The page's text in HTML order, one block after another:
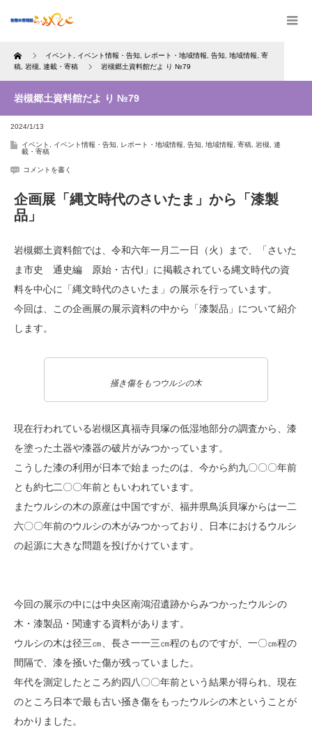
Home イベント イベント情報・告知 レポート・地域情報 告知 地域情報
寄
稿 岩槻 連載・寄稿 岩槻郷土資料館だよ り №79
岩槻郷土資料館だよ り №79
2024/1/13
イベント イベント情報・告知 レポート・地域情報 告知 地域情報 寄稿 岩槻
連
載・寄稿
コメントを書く
企画展「縄文時代のさいたま」から「漆製
品」
岩槻郷土資料館では、令和六年一月二一日（火）まで、「さいた
ま市史 通史編 原始・古代Ⅰ」に掲載されている縄文時代の資
料を中心に「縄文時代のさいたま」の展示を行っています。
今回は、この企画展の展示資料の中から「漆製品」について紹介
します。
掻き傷をもつウルシの木
現在行われている岩槻区真福寺貝塚の低湿地部分の調査から、漆
を塗った土器や漆器の破片がみつかっています。
こうした漆の利用が日本で始まったのは、今から約九〇〇〇年前
とも約七二〇〇年前ともいわれています。
またウルシの木の原産は中国ですが、福井県鳥浜貝塚からは一二
六〇〇年前のウルシの木がみつかっており、日本におけるウルシ
の起源に大きな問題を投げかけています。
今回の展示の中には中央区南鴻沼遺跡からみつかったウルシの
木・漆製品・関連する資料があります。
ウルシの木は径三㎝、長さ一一三㎝程のものですが、一〇㎝程の
間隔で、漆を掻いた傷が残っていました。
年代を測定したところ約四八〇〇年前という結果が得られ、現在
のところ日本で最も古い掻き傷をもったウルシの木ということが
わかりました。